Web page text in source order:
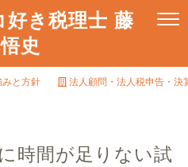
好き税理士 藤
史
みと方針 法人顧問・法人税申告・決
時間が足りない試